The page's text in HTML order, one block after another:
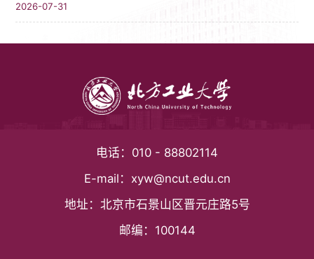
2026-07-31
电话： 010 - 88802114
E-mail： xyw@ncut.edu.cn
地址： 北京市石景山区晋元庄路5号
邮编： 100144